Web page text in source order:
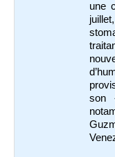
une
son